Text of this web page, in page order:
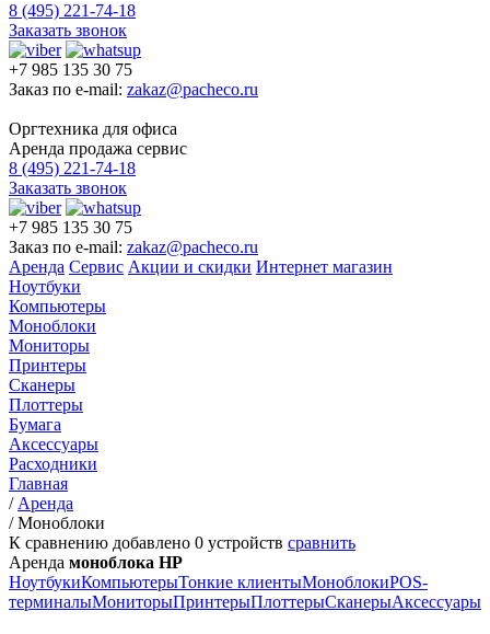
8 (495) 221-74-18
Заказать звонок
+7 985 135 30 75
Заказ по e-mail: zakaz@pacheco.ru
Оргтехника для офиса
Аренда продажа сервис
8 (495) 221-74-18
Заказать звонок
+7 985 135 30 75
Заказ по e-mail: zakaz@pacheco.ru
Аренда Сервис Акции и скидки Интернет магазин
Ноутбуки
Компьютеры
Моноблоки
Мониторы
Принтеры
Сканеры
Плоттеры
Бумага
Аксессуары
Расходники
Главная
/ Аренда
/Моноблоки
К сравнению добавлено 0 устройств сравнить
Аренда моноблока HP
НоутбукиКомпьютерыТонкие клиентыМоноблокиPOS-
терминалыМониторыПринтерыПлоттерыСканерыАксессуары